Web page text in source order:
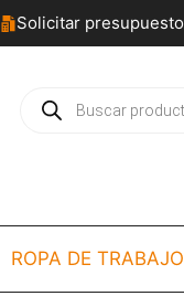
Solicitar presupuesto
Búsqueda
de
ROPA DE TRABAJO